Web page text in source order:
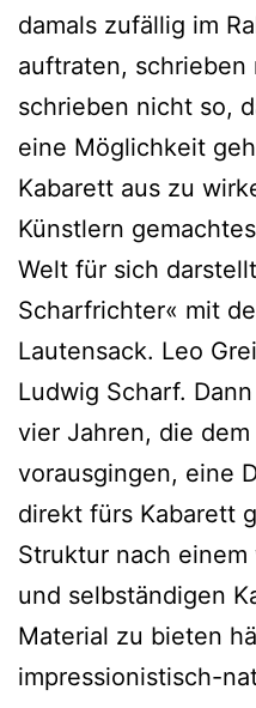
damals zufällig im
auftraten,
schrieben nicht so,
eine Möglichkeit
Kabarett aus zu
Künstlern
Welt für sich
Scharfrichter« mit
Lautensack. Leo
Ludwig Scharf.
vier Jahren, die
vorausgingen, eine
direkt fürs Kabarett
Struktur nach
und selbständigen
Material zu bieten
impressionistisch-